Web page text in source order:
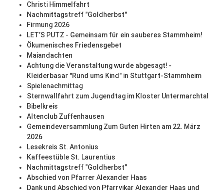
Christi Himmelfahrt
Nachmittagstreff "Goldherbst"
Firmung 2026
LET’S PUTZ - Gemeinsam für ein sauberes Stammheim!
Ökumenisches Friedensgebet
Maiandachten
Achtung die Veranstaltung wurde abgesagt! -
Kleiderbasar "Rund ums Kind" in Stuttgart-Stammheim
Spielenachmittag
Sternwallfahrt zum Jugendtag im Kloster Untermarchtal
Bibelkreis
Altenclub Zuffenhausen
Gemeindeversammlung Zum Guten Hirten am 22. März
2026
Lesekreis St. Antonius
Kaffeestüble St. Laurentius
Nachmittagstreff "Goldherbst"
Abschied von Pfarrer Alexander Haas
Dank und Abschied von Pfarrvikar Alexander Haas und